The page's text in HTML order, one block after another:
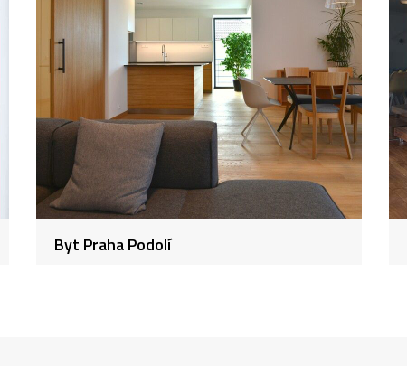
Byt Praha Podolí